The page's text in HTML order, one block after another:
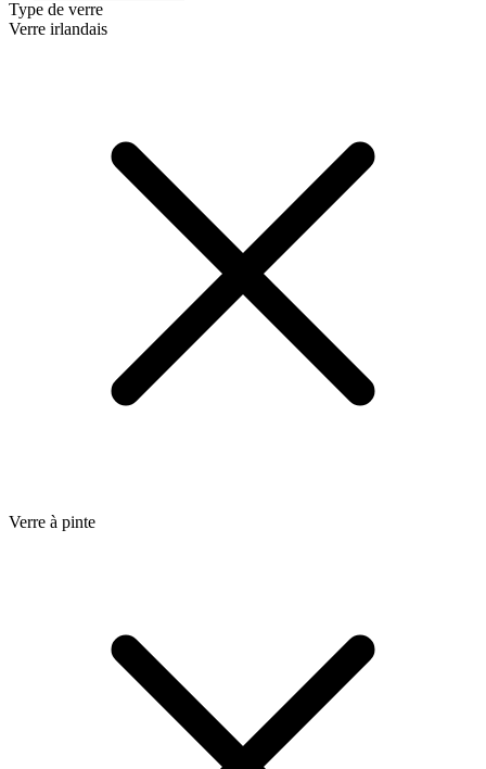
Type de verre
Verre irlandais
Verre à pinte